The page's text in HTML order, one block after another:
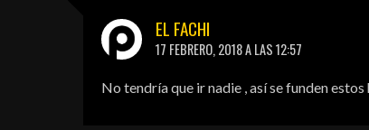
EL FACHI
17 FEBRERO, 2018 A LAS 12:57
No tendría que ir nadie , así se funden estos